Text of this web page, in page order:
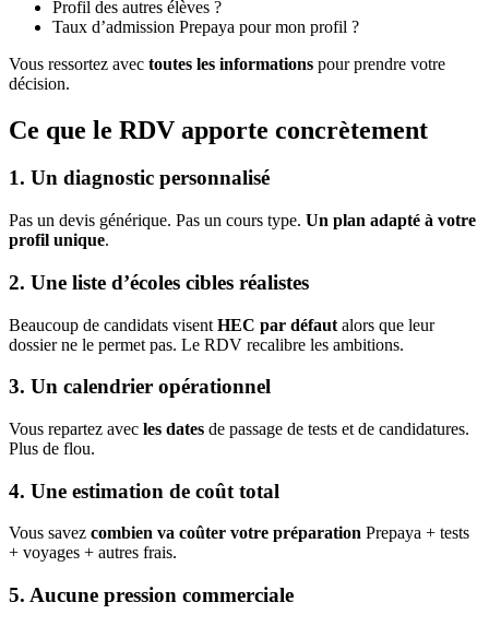
Profil des autres élèves ?
Taux d’admission Prepaya pour mon profil ?
Vous ressortez avec toutes les informations pour prendre votre
décision.
Ce que le RDV apporte concrètement
1. Un diagnostic personnalisé
Pas un devis générique. Pas un cours type. Un plan adapté à votre
profil unique.
2. Une liste d’écoles cibles réalistes
Beaucoup de candidats visent HEC par défaut alors que leur
dossier ne le permet pas. Le RDV recalibre les ambitions.
3. Un calendrier opérationnel
Vous repartez avec les dates de passage de tests et de candidatures.
Plus de flou.
4. Une estimation de coût total
Vous savez combien va coûter votre préparation Prepaya + tests
+ voyages + autres frais.
5. Aucune pression commerciale